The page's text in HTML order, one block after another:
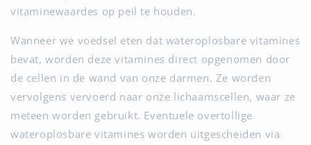
vitaminewaardes op peil te houden.
Wanneer we voedsel eten dat wateroplosbare vitamines
bevat, worden deze vitamines direct opgenomen door
de cellen in de wand van onze darmen. Ze worden
vervolgens vervoerd naar onze lichaamscellen, waar ze
meteen worden gebruikt. Eventuele overtollige
wateroplosbare vitamines worden uitgescheiden via